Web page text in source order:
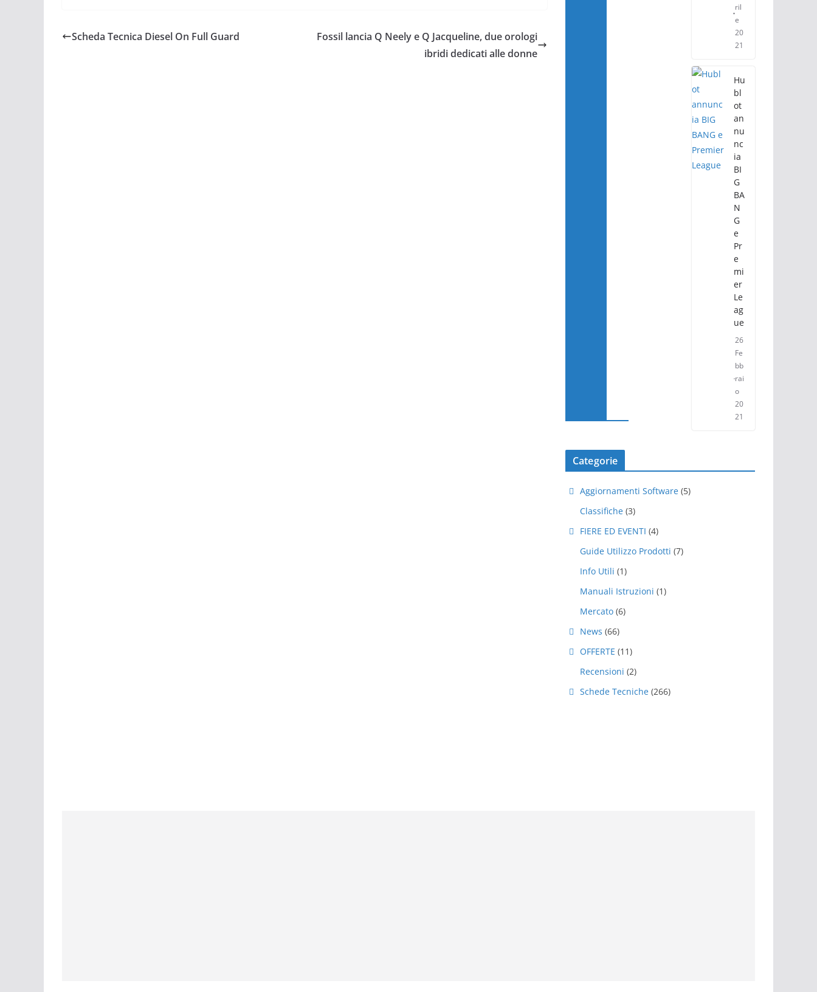
e er di
Scheda Tecnica Diesel On Full Guard
Fossil lancia Q Neely e Q Jacqueline, due orologi
ibridi dedicati alle donne
ril
e
20
21
Hu
bl
ot
an
nu
nc
ia
BI
G
BA
N
G
e
Pr
e
mi
er
Le
ag
ue
26
Fe
bb
rai
o
20
21
Categorie
Aggiornamenti Software(5)
Classifiche(3)
FIERE ED EVENTI (4)
Guide Utilizzo Prodotti (7)
Info Utili (1)
Manuali Istruzioni (1)
Mercato(6)
News (66)
OFFERTE (11)
Recensioni (2)
Schede Tecniche(266)